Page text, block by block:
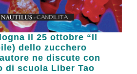
il 25 ottobre “Il
dello zucchero
ne discute con
di scuola Liber Tao